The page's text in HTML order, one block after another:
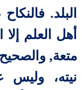
البلد.
أهل العلم
متعة, والصحيح
نيته،